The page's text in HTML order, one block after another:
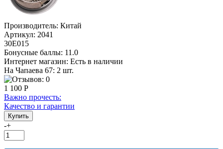
Производитель: Китай
Артикул: 2041
30Е015
Бонусные баллы: 11.0
Интернет магазин: Есть в наличии
На Чапаева 67: 2 шт.
1 100 Р
Важно прочесть:
Качество и гарантии
-+